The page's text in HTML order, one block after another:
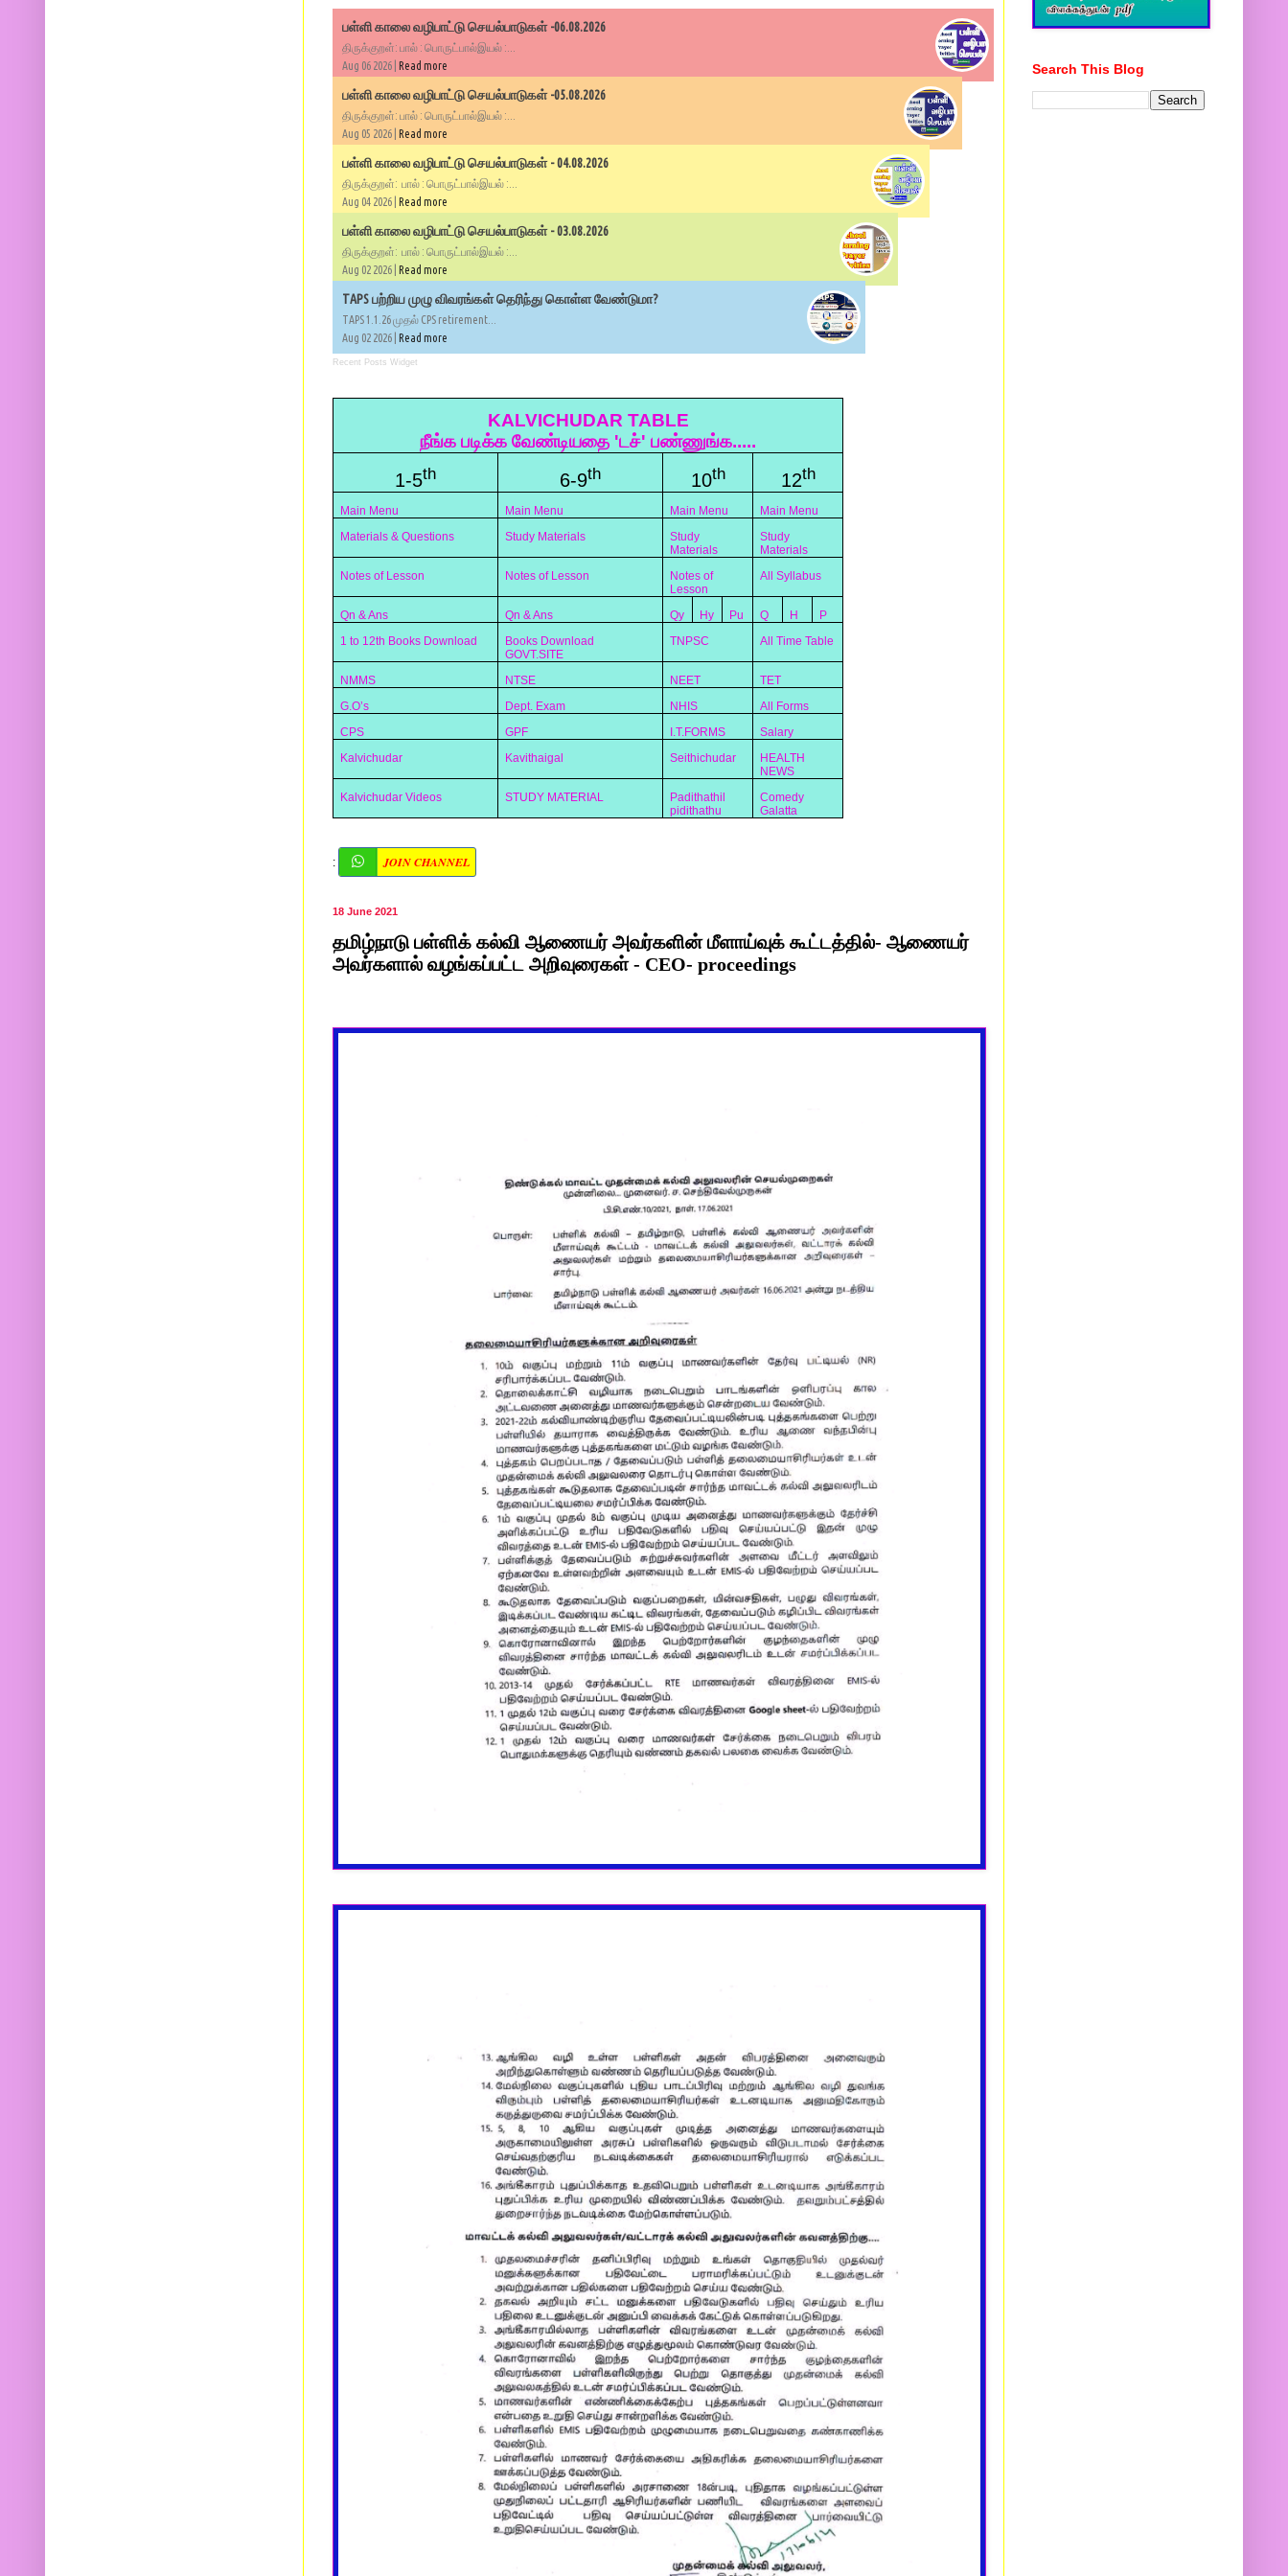
பள்ளி காலை வழிபாட்டு செயல்பாடுகள் -06.08.2026
திருக்குறள்: பால் : பொருட்பால்இயல் :...
Aug 06 2026 | Read more
பள்ளி காலை வழிபாட்டு செயல்பாடுகள் -05.08.2026
திருக்குறள்: பால் : பொருட்பால்இயல் :...
Aug 05 2026 | Read more
பள்ளி காலை வழிபாட்டு செயல்பாடுகள் - 04.08.2026
திருக்குறள்: பால் : பொருட்பால்இயல் :...
Aug 04 2026 | Read more
பள்ளி காலை வழிபாட்டு செயல்பாடுகள் - 03.08.2026
திருக்குறள்: பால் : பொருட்பால்இயல் :...
Aug 02 2026 | Read more
TAPS பற்றிய முழு விவரங்கள் தெரிந்து கொள்ள வேண்டுமா?
TAPS 1.1.26 முதல் CPS retirement...
Aug 02 2026 | Read more
Recent Posts Widget
KALVICHUDAR TABLE
நீங்க படிக்க வேண்டியதை 'டச்' பண்ணுங்க.....
1-5th 6-9th 10th 12th
Main Menu Main Menu Main Menu
Main Menu
Materials & Questions
Study Materials
Study
Materials
Study
Materials
Notes of Lesson
Notes of Lesson
Notes of
Lesson
All Syllabus
Qn & Ans Qn & Ans Qy Hy Pu Q H
P
1 to 12th Books Download
Books Download
GOVT.SITE
TNPSC All Time Table
NMMS NTSE NEET
TET
G.O’s
Dept. Exam NHIS
All Forms
CPS
GPF I.T.FORMS
Salary
Kalvichudar
Kavithaigal Seithichudar
HEALTH
NEWS
Kalvichudar Videos
STUDY MATERIAL
Padithathil
pidithathu
Comedy
Galatta
: JOIN CHANNEL
18 June 2021
தமிழ்நாடு பள்ளிக் கல்வி ஆணையர் அவர்களின் மீளாய்வுக் கூட்டத்தில்- ஆணையர்
அவர்களால் வழங்கப்பட்ட அறிவுரைகள் - CEO- proceedings
Search This Blog